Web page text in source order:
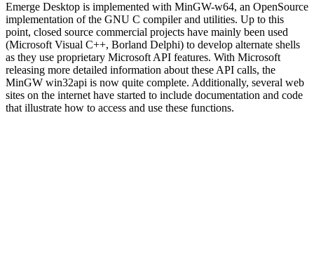
Emerge Desktop is implemented with MinGW-w64, an OpenSource
implementation of the GNU C compiler and utilities. Up to this
point, closed source commercial projects have mainly been used
(Microsoft Visual C++, Borland Delphi) to develop alternate shells
as they use proprietary Microsoft API features. With Microsoft
releasing more detailed information about these API calls, the
MinGW win32api is now quite complete. Additionally, several web
sites on the internet have started to include documentation and code
that illustrate how to access and use these functions.